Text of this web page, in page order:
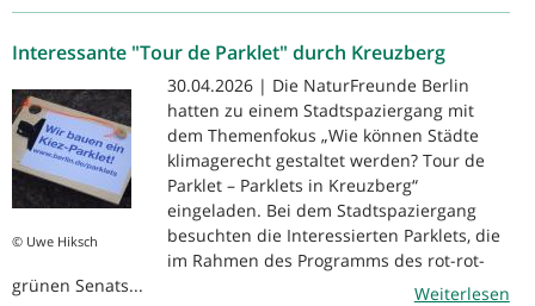
Interessante "Tour de Parklet" durch Kreuzberg
© Uwe Hiksch
30.04.2026 | Die NaturFreunde Berlin
hatten zu einem Stadtspaziergang mit
dem Themenfokus „Wie können Städte
klimagerecht gestaltet werden? Tour de
Parklet – Parklets in Kreuzberg“
eingeladen. Bei dem Stadtspaziergang
besuchten die Interessierten Parklets, die
im Rahmen des Programms des rot-rot-
grünen Senats...
Weiterlesen